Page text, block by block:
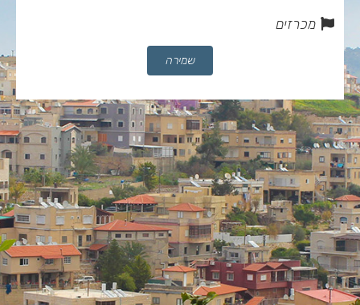
מכרזים
שמירה